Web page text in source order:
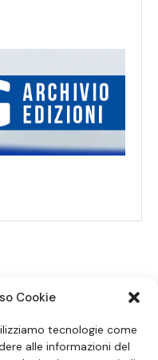
Cookie
tecnologie come
alle informazioni del